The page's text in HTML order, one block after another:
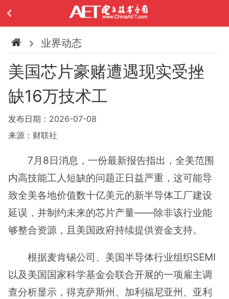
业界动态
美国芯片豪赌遭遇现实受挫
缺16万技术工
发布日期：2026-07-08
来源：财联社
7月8日消息，一份最新报告指出，全美范围
内高技能工人短缺的问题正日益严重，这可能导
致全美各地价值数十亿美元的新半导体工厂建设
延误，并制约未来的芯片产量——除非该行业能
够整合资源，且美国政府持续提供资金支持。
根据麦肯锡公司、美国半导体行业组织SEMI
以及美国国家科学基金会联合开展的一项雇主调
查分析显示，得克萨斯州、加利福尼亚州、亚利